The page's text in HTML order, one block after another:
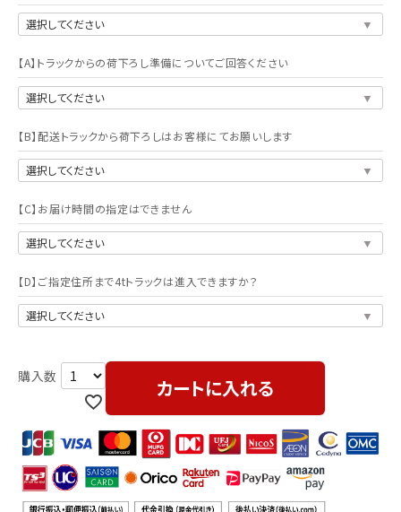
【A】トラックからの荷下ろし準備についてご回答ください
【B】配送トラックから荷下ろしはお客様にてお願いします
【C】お届け時間の指定はできません
【D】ご指定住所まで4tトラックは進入できますか？
カートに入れる